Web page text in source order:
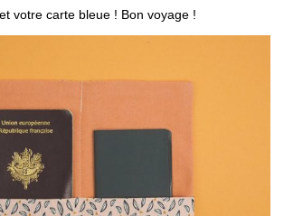
votre carte bleue ! Bon voyage !